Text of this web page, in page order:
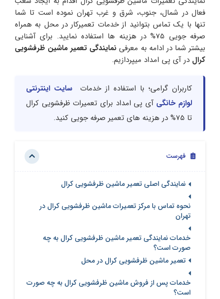
فعال در شمال، جنوب، شرق و غرب تهران نموده است تا شما
تنها با یک تماس بتوانید از خدمات تعمیرکار در محل به همراه
صرفه جویی 75% در هزینه ها استفاده نمایید. برای آشنایی
بیشتر شما در ادامه به معرفی نمایندگی تعمیر ماشین ظرفشویی
کرال در آی پی امداد میپردازیم.
کاربران گرامی؛ با استفاده از خدمات
سایت اینترنتی
لوازم خانگی آی پی امداد برای تعمیرات ظرفشویی کرال
تا 75% در هزینه های تعمیر صرفه جویی کنید.
فهرست
نمایندگی اصلی تعمیر ماشین ظرفشویی کرال
نحوه تماس با مرکز تعمیرات ماشین ظرفشویی کرال در
تهران
خدمات نمایندگی تعمیر ماشین ظرفشویی کرال به چه
صورت است؟
تعمیر ماشین ظرفشویی کرال در محل
خدمات پس از فروش ماشین ظرفشویی کرال به چه صورت
است؟